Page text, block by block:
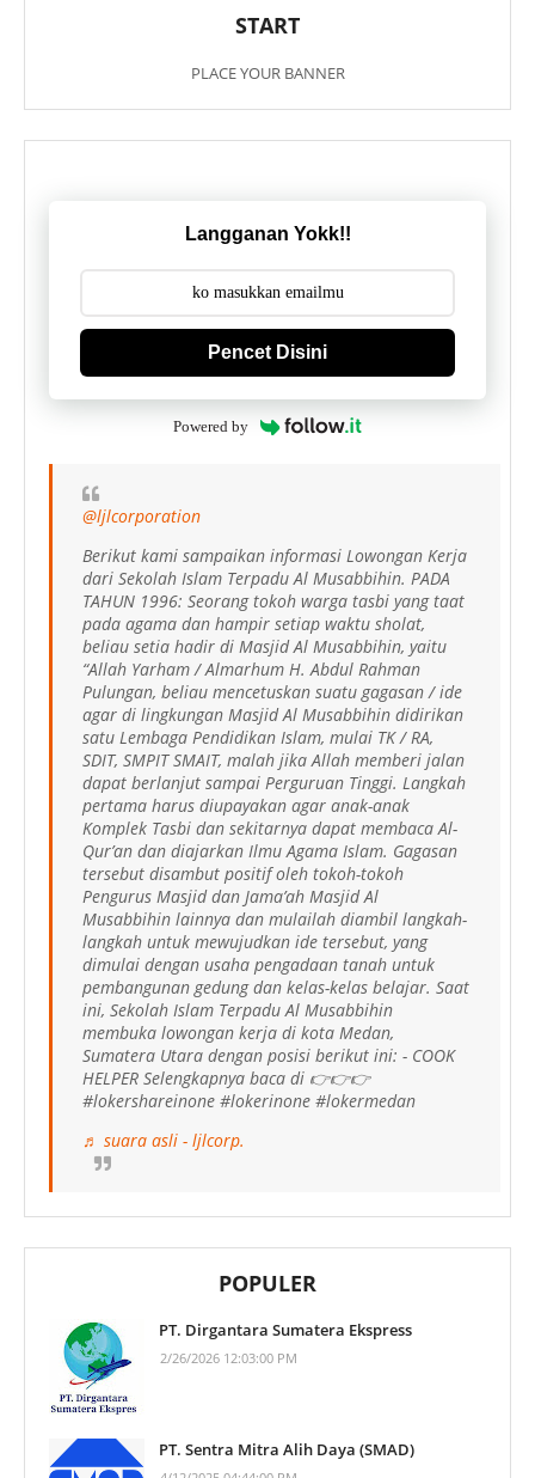
START
PLACE YOUR BANNER
Langganan Yokk!!
Pencet Disini
Powered by
@ljlcorporation
Berikut kami sampaikan informasi Lowongan Kerja
dari Sekolah Islam Terpadu Al Musabbihin. PADA
TAHUN 1996: Seorang tokoh warga tasbi yang taat
pada agama dan hampir setiap waktu sholat,
beliau setia hadir di Masjid Al Musabbihin, yaitu
“Allah Yarham / Almarhum H. Abdul Rahman
Pulungan, beliau mencetuskan suatu gagasan / ide
agar di lingkungan Masjid Al Musabbihin didirikan
satu Lembaga Pendidikan Islam, mulai TK / RA,
SDIT, SMPIT SMAIT, malah jika Allah memberi jalan
dapat berlanjut sampai Perguruan Tinggi. Langkah
pertama harus diupayakan agar anak-anak
Komplek Tasbi dan sekitarnya dapat membaca Al-
Qur’an dan diajarkan Ilmu Agama Islam. Gagasan
tersebut disambut positif oleh tokoh-tokoh
Pengurus Masjid dan Jama’ah Masjid Al
Musabbihin lainnya dan mulailah diambil langkah-
langkah untuk mewujudkan ide tersebut, yang
dimulai dengan usaha pengadaan tanah untuk
pembangunan gedung dan kelas-kelas belajar. Saat
ini, Sekolah Islam Terpadu Al Musabbihin
membuka lowongan kerja di kota Medan,
Sumatera Utara dengan posisi berikut ini: - COOK
HELPER Selengkapnya baca di 👉👉👉
#lokershareinone #lokerinone #lokermedan
♬ suara asli - ljlcorp.
POPULER
PT. Dirgantara Sumatera Ekspress
2/26/2026 12:03:00 PM
PT. Sentra Mitra Alih Daya (SMAD)